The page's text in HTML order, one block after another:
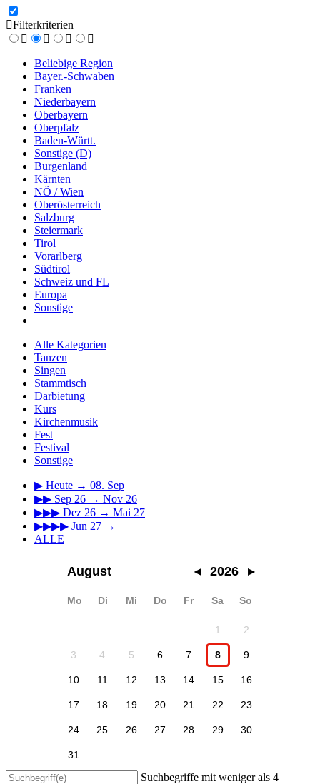
Filterkriterien
Beliebige Region
Bayer.-Schwaben
Franken
Niederbayern
Oberbayern
Oberpfalz
Baden-Württ.
Sonstige (D)
Burgenland
Kärnten
NÖ / Wien
Oberösterreich
Salzburg
Steiermark
Tirol
Vorarlberg
Südtirol
Schweiz und FL
Europa
Sonstige
Alle Kategorien
Tanzen
Singen
Stammtisch
Darbietung
Kurs
Kirchenmusik
Fest
Festival
Sonstige
▶ Heute → 08. Sep
▶▶ Sep 26 → Nov 26
▶▶▶ Dez 26 → Mai 27
▶▶▶▶ Jun 27 →
ALLE
August ◂ 2026 ▸
Mo Di Mi Do Fr Sa So
1 2
3 4 5 6 7 8 9
10 11 12 13 14 15 16
17 18 19 20 21 22 23
24 25 26 27 28 29 30
31
Suchbegriffe mit weniger als 4